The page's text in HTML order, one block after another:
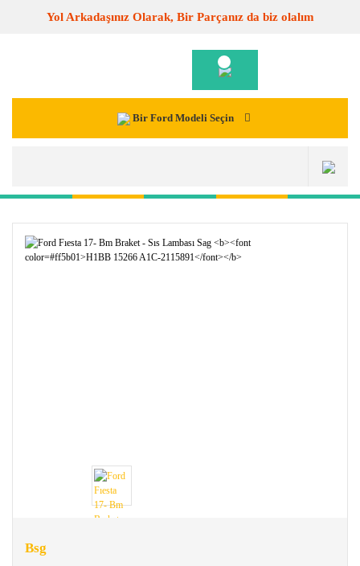
Yol Arkadaşınız Olarak, Bir Parçanız da biz olalım
Bir Ford Modeli Seçin
Bsg